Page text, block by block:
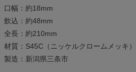
口幅：約18mm
飲込：約48mm
全長：約210mm
材質：S45C（ニッケルクロームメッキ）
製造：新潟県三条市